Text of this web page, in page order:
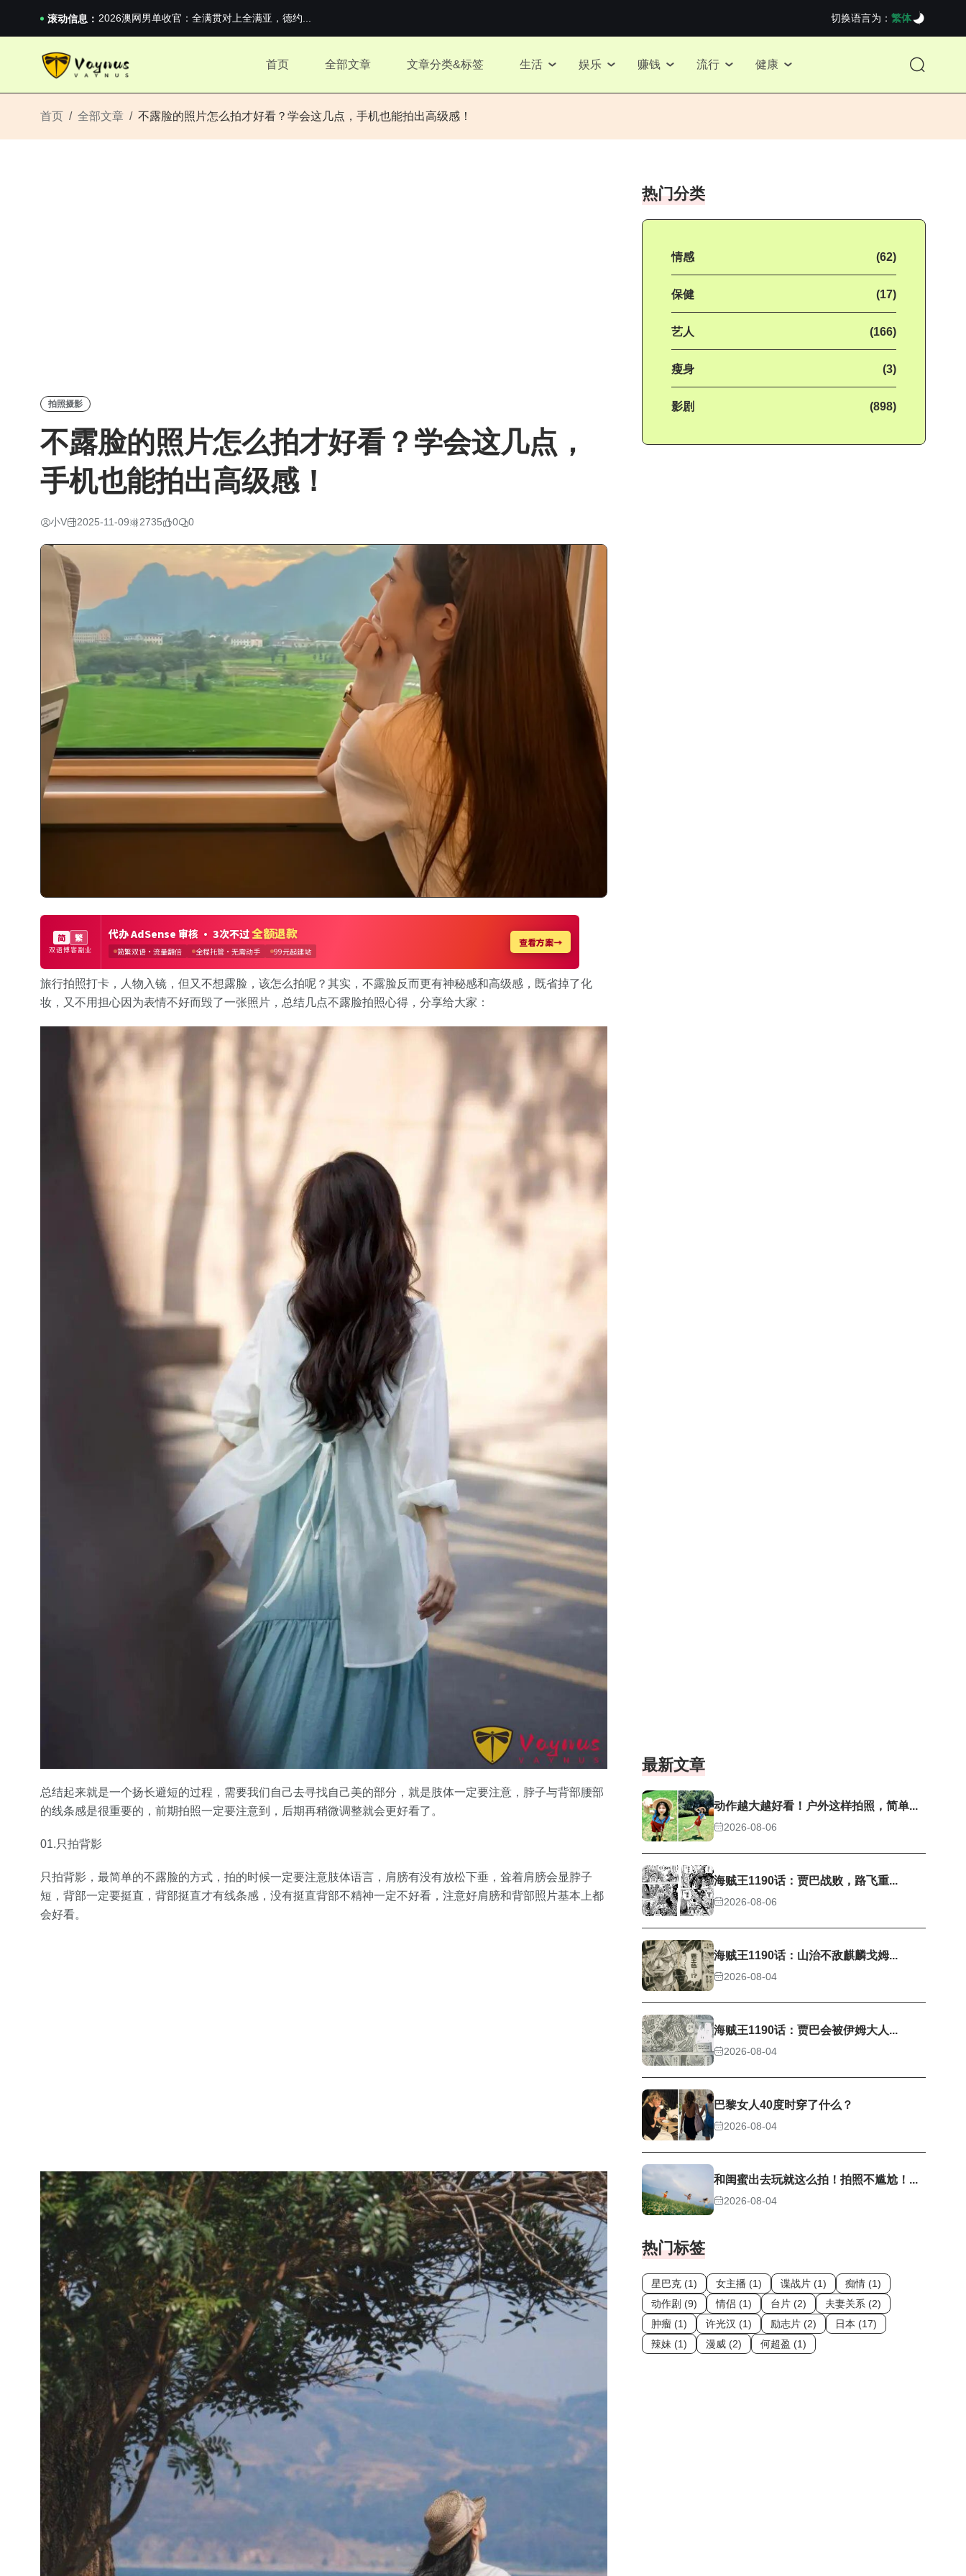
滚动信息： 《巅峰守卫 Highguard》正式上线，官...
iPhone 16e 发布，苹果你不要太离谱
《巅峰守卫 Highguard》正式上线，官...
切换语言为： 繁体
首页 全部文章 文章分类&标签 生活 娱乐 赚钱 流行 健康
首页 全部文章 不露脸的照片怎么拍才好看？学会这几点，手机也能拍出高级感！
拍照摄影
不露脸的照片怎么拍才好看？学会这几点，
手机也能拍出高级感！
小V 2025-11-09 2735 0 0
旅行拍照打卡，人物入镜，但又不想露脸，该怎么拍呢？其实，不露脸反而更有神秘感和高级感，既省掉了化
妆，又不用担心因为表情不好而毁了一张照片，总结几点不露脸拍照心得，分享给大家：
总结起来就是一个扬长避短的过程，需要我们自己去寻找自己美的部分，就是肢体一定要注意，脖子与背部腰部
的线条感是很重要的，前期拍照一定要注意到，后期再稍微调整就会更好看了。
01.只拍背影
只拍背影，最简单的不露脸的方式，拍的时候一定要注意肢体语言，肩膀有没有放松下垂，耸着肩膀会显脖子
短，背部一定要挺直，背部挺直才有线条感，没有挺直背部不精神一定不好看，注意好肩膀和背部照片基本上都
会好看。
热门分类
情感 (62)
保健 (17)
艺人 (166)
瘦身 (3)
影剧 (898)
最新文章
动作越大越好看！户外这样拍照，简单...
2026-08-06
海贼王1190话：贾巴战败，路飞重...
2026-08-06
海贼王1190话：山治不敌麒麟戈姆...
2026-08-04
海贼王1190话：贾巴会被伊姆大人...
2026-08-04
巴黎女人40度时穿了什么？
2026-08-04
和闺蜜出去玩就这么拍！拍照不尴尬！...
2026-08-04
热门标签
星巴克 (1) 女主播 (1) 谍战片 (1)
痴情 (1)
动作剧 (9)
情侣 (1) 台片 (2)
夫妻关系 (2)
肿瘤 (1)
许光汉 (1) 励志片 (2)
日本 (17)
辣妹 (1)
漫威 (2) 何超盈 (1)